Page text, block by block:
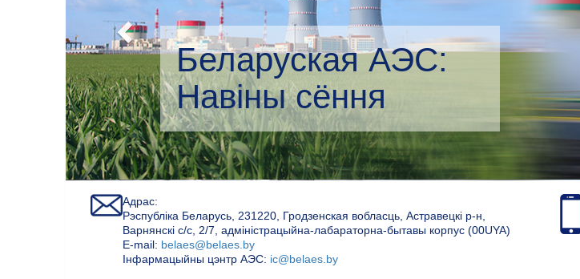
Беларуская АЭС:
Экалагічны мэнэджмент
Адрас:
Рэспубліка Беларусь, 231220, Гродзенская вобласць, Астравецкі р-н,
Варнянскі с/с, 2/7, адміністрацыйна-лабараторна-бытавы корпус (00UYA)
Е-mail: belaes@belaes.by
Інфармацыйны цэнтр АЭС: ic@belaes.by